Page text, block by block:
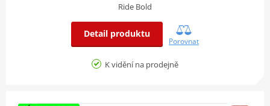
Ride Bold
Detail produktu
Porovnat
K vidění na prodejně